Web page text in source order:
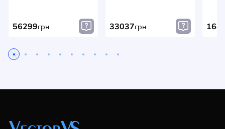
56299грн 33037грн